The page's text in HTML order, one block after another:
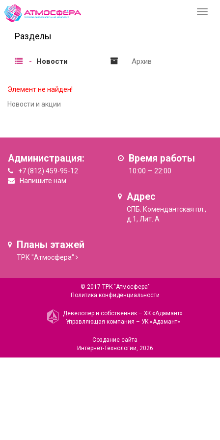
Разделы
Новости Архив
Элемент не найден!
Новости и акции
Администрация:
+7 (812) 459-95-12
Напишите нам
Время работы
10:00 — 22:00
Адрес
СПБ. Комендантская пл.,
д.1, Лит. А
Планы этажей
ТРК "Атмосфера"
© 2017 ТРК "Атмосфера"
Политика конфиденциальности
Девелопер и собственник – ХК «Адамант»
Управляющая компания – УК «Адамант»
Создание сайта
Интернет-Технологии, 2026